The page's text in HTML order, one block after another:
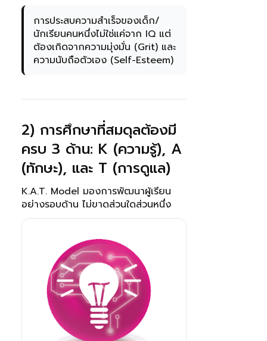
การประสบความสำเร็จของเด็ก/
นักเรียนคนหนึ่งไม่ใช่แค่จาก IQ แต่
ต้องเกิดจากความมุ่งมั่น (Grit) และ
ความนับถือตัวเอง (Self-Esteem)
2) การศึกษาที่สมดุลต้องมี
ครบ 3 ด้าน: K (ความรู้), A
(ทักษะ), และ T (การดูแล)
K.A.T. Model มองการพัฒนาผู้เรียน
อย่างรอบด้าน ไม่ขาดส่วนใดส่วนหนึ่ง